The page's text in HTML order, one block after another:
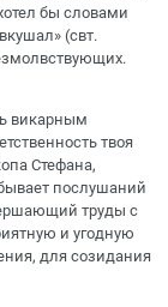
бы словами
(свт.
викарным
твоя
Стефана,
послушаний
труды с
и угодную
для созидания